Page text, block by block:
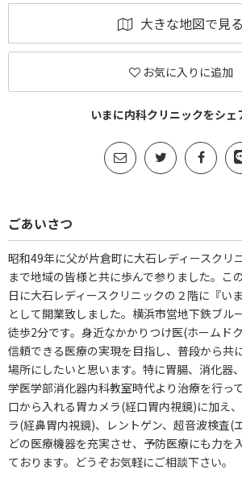
大きな地図で見る
お気に入りに追加
いまに内科クリニックをシェ
ごあいさつ
昭和49年に父が片倉町に大石レディースクリ
まで地域の皆様と共に歩んで参りました。こ
日に大石レディースクリニックの２階に『い
として開業致しました。横浜市営地下鉄ブル
徒歩2分です。身近なかかりつけ医(ホームド
信頼できる医療の実現を目指し、普段から共
場所にしたいと思います。特に胃腸、消化器
学医学部消化器内科教室時代より治療を行っ
口から入れる胃カメラ(経口胃内視鏡)に加え
ラ(経鼻胃内視鏡)、レントゲン、超音波検査(
どの医療機器を充実させ、予防医療にも力を
ております。どうぞお気軽にご相談下さい。